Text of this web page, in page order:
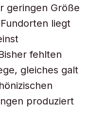
geringen Größe
liegt
fehlten
gleiches galt
produziert